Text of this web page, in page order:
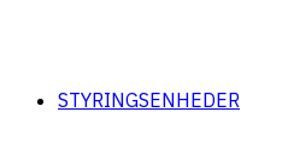
STYRINGSENHEDER